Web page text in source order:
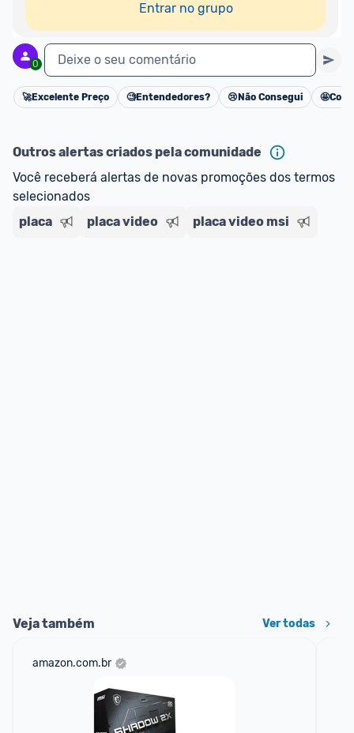
Entrar no grupo
0 Deixe o seu comentário
Cancelar
🚀Excelente Preço 🧐Entendedores? 😢 Não Consegui 🤩
Outros alertas criados pela comunidade
Você receberá alertas de novas promoções dos termos
selecionados
placa
placa video placa video msi
Veja também Ver todas
amazon.com.br